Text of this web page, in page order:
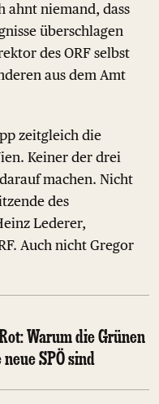
ahnt niemand, dass
überschlagen
des ORF selbst
aus dem Amt
zeitgleich die
Keiner der drei
machen. Nicht
des
Lederer,
Auch nicht Gregor
Warum die Grünen
SPÖ sind